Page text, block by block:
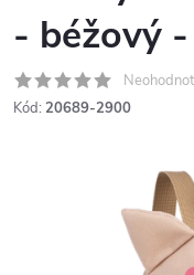
- béžový
Kód: 20689-2900